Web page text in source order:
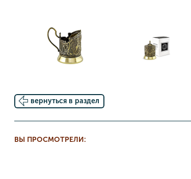
вернуться в раздел
ВЫ ПРОСМОТРЕЛИ: